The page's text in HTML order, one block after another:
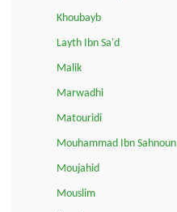
Khoubayb
Layth Ibn Sa'd
Malik
Marwadhi
Matouridi
Mouhammad Ibn Sahnoun
Moujahid
Mouslim